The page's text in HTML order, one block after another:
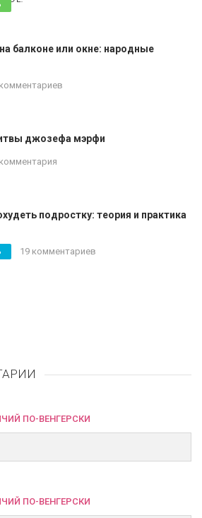
81 комментарий
балконе или окне: народные
джозефа мэрфи
подростку: теория и практика
19 комментариев
ПО-ВЕНГЕРСКИ
ПО-ВЕНГЕРСКИ